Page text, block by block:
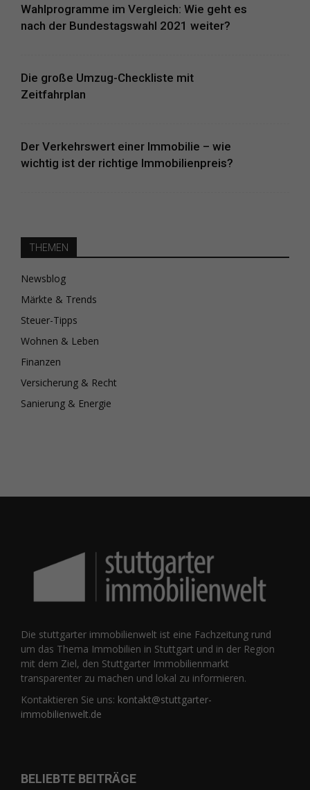
Wahlprogramme im Vergleich: Wie geht es
nach der Bundestagswahl 2021 weiter?
Die große Umzug-Checkliste mit
Zeitfahrplan
Der Verkehrswert einer Immobilie – wie
wichtig ist der richtige Immobilienpreis?
THEMEN
Newsblog
Märkte & Trends
Steuer-Tipps
Wohnen & Leben
Finanzen
Versicherung & Recht
Sanierung & Energie
Die stuttgarter immobilienwelt ist eine Fachzeitung rund
um das Thema Immobilien in Stuttgart und in der Region
mit dem Ziel, den Stuttgarter Immobilienmarkt
transparenter zu machen und lokal zu informieren.
Kontaktieren Sie uns: kontakt@stuttgarter-
immobilienwelt.de
BELIEBTE BEITRÄGE